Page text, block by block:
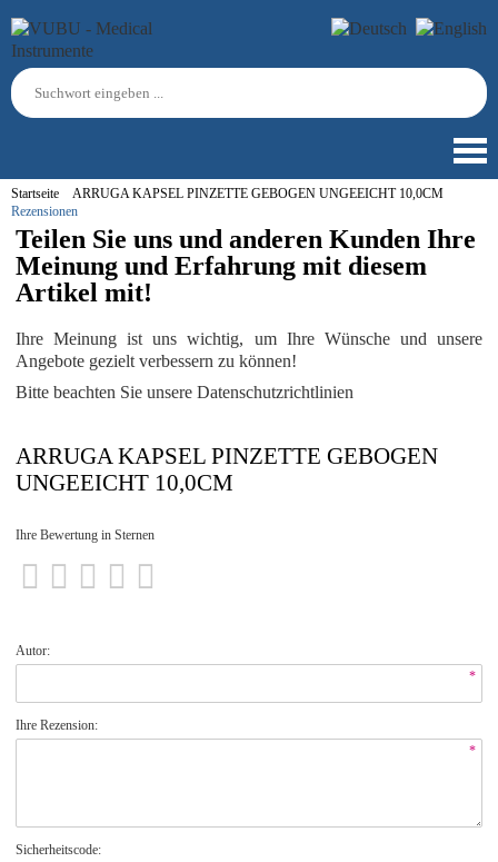
Startseite
ARRUGA KAPSEL PINZETTE GEBOGEN UNGEEICHT 10,0CM
Rezensionen
Teilen Sie uns und anderen Kunden Ihre
Meinung und Erfahrung mit diesem
Artikel mit!
Ihre Meinung ist uns wichtig, um Ihre Wünsche und unsere
Angebote gezielt verbessern zu können!
Bitte beachten Sie unsere Datenschutzrichtlinien
ARRUGA KAPSEL PINZETTE GEBOGEN
UNGEEICHT 10,0CM
Ihre Bewertung in Sternen
Autor:
*
Ihre Rezension:
*
Sicherheitscode: